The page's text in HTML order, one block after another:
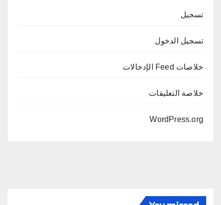
تسجيل
تسجيل الدخول
خلاصات Feed الإدخالات
خلاصة التعليقات
WordPress.org